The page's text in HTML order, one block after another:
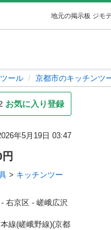
地元の掲示板 ジモ
ール 京都市のキッチンツ
お気に入り登録
年5月19日 03:47
> キッチンツー
- 右京区 - 嵯峨広沢
線(嵯峨野線)(京都